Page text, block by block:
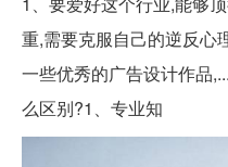
重,需要克服自己的逆反心
一些优秀的广告设计作品
么区别?1、专业知